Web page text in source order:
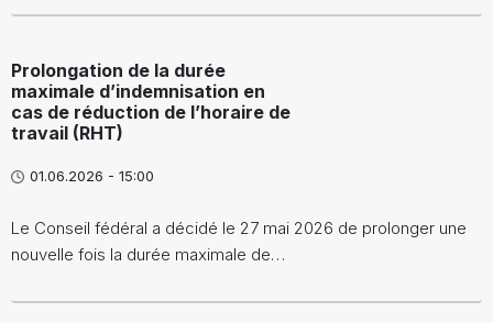
Prolongation de la durée
maximale d’indemnisation en
cas de réduction de l’horaire de
travail (RHT)
01.06.2026 - 15:00
Le Conseil fédéral a décidé le 27 mai 2026 de prolonger une
nouvelle fois la durée maximale de…